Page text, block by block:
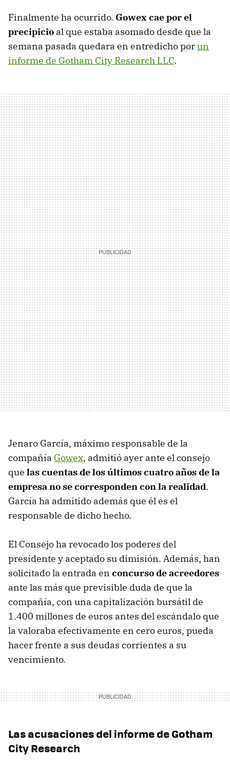
Finalmente ha ocurrido. Gowex cae por el
precipicio al que estaba asomado desde que la
semana pasada quedara en entredicho porun
informe de Gotham City Research LLC.
Jenaro García, máximo responsable de la
compañía Gowex, admitió ayer ante el consejo
que las cuentas de los últimos cuatro años de la
empresa no se corresponden con la realidad.
García ha admitido además que él es el
responsable de dicho hecho.
El Consejo ha revocado los poderes del
presidente y aceptado su dimisión. Además, han
solicitado la entrada en concurso de acreedores
ante las más que previsible duda de que la
compañía, con una capitalización bursátil de
1.400 millones de euros antes del escándalo que
la valoraba efectivamente en cero euros, pueda
hacer frente a sus deudas corrientes a su
vencimiento.
Las acusaciones del informe de Gotham
City Research